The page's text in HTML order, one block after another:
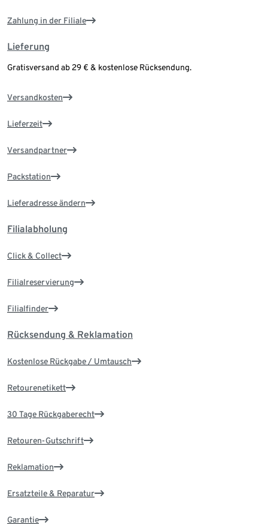
Zahlung in der Filiale
Lieferung
Gratisversand ab 29 € & kostenlose Rücksendung.
Versandkosten
Lieferzeit
Versandpartner
Packstation
Lieferadresse ändern
Filialabholung
Click & Collect
Filialreservierung
Filialfinder
Rücksendung & Reklamation
Kostenlose Rückgabe / Umtausch
Retourenetikett
30 Tage Rückgaberecht
Retouren-Gutschrift
Reklamation
Ersatzteile & Reparatur
Garantie